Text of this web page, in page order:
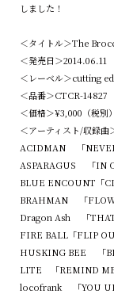
しました！
＜タイトル＞The
＜発売日＞2014.06.11
＜レーベル＞cutting
＜品番＞CTCR-14827
＜価格＞¥3,000（税別）
＜アーティスト/収録曲
ACIDMAN 「
ASPARAGUS 「IN
BLUE ENCOUNT「
BRAHMAN 「FLOW
Dragon Ash 「
FIRE BALL「FLIP
HUSKING BEE 「
LITE 「REMIND ME
locofrank 「YOU UP